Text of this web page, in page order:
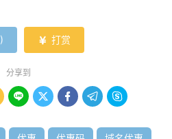
)  打赏
分享到
    